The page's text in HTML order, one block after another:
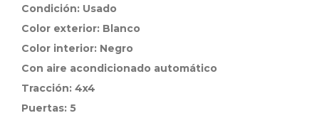
Condición: Usado
Color exterior: Blanco
Color interior: Negro
Con aire acondicionado automático
Tracción: 4x4
Puertas: 5